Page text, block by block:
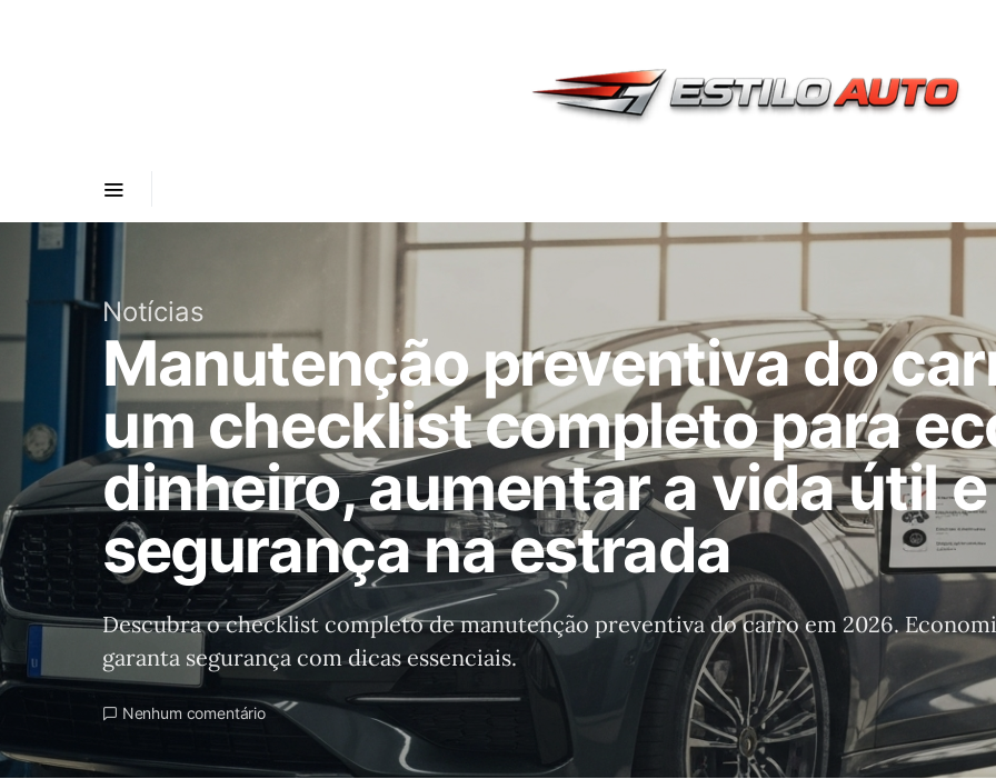
Notícias
Manutenção preventiva do
um checklist completo para
dinheiro, aumentar a vida útil
segurança na estrada
Descubra o checklist completo de manutenção preventiva do carro em 2026.
garanta segurança com dicas essenciais.
Nenhum comentário